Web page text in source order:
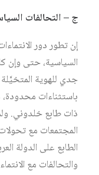
ج – التحالفات
إن تطور دور
السياسية، حتى وإن
جدي للهوية المتخيَّلة
باستثناءات
ذات طابع خلدوني.
المجتمعات مع
الطابع على الدولة
والتحالفات مع